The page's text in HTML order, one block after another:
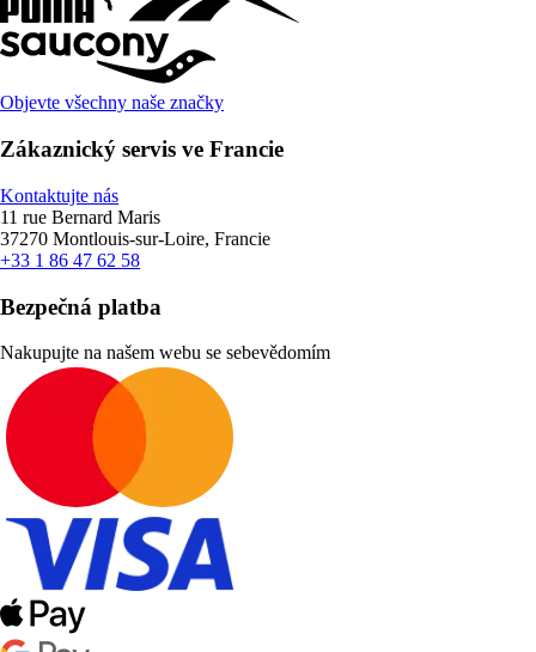
Objevte všechny naše značky
Zákaznický servis ve Francie
Kontaktujte nás
11 rue Bernard Maris
37270 Montlouis-sur-Loire, Francie
+33 1 86 47 62 58
Bezpečná platba
Nakupujte na našem webu se sebevědomím